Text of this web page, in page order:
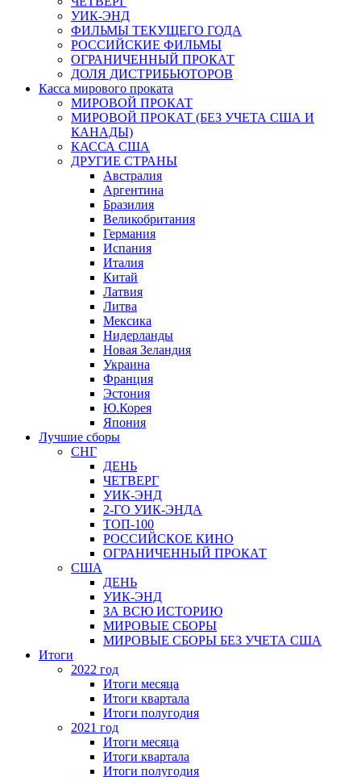
УИК-ЭНД
ФИЛЬМЫ ТЕКУЩЕГО ГОДА
РОССИЙСКИЕ ФИЛЬМЫ
ОГРАНИЧЕННЫЙ ПРОКАТ
ДОЛЯ ДИСТРИБЬЮТОРОВ
Касса мирового проката
МИРОВОЙ ПРОКАТ
МИРОВОЙ ПРОКАТ (БЕЗ УЧЕТА США И
КАНАДЫ)
КАССА США
ДРУГИЕ СТРАНЫ
Австралия
Аргентина
Бразилия
Великобритания
Германия
Испания
Италия
Китай
Латвия
Литва
Мексика
Нидерланды
Новая Зеландия
Украина
Франция
Эстония
Ю.Корея
Япония
Лучшие сборы
СНГ
ДЕНЬ
ЧЕТВЕРГ
УИК-ЭНД
2-ГО УИК-ЭНДА
ТОП-100
РОССИЙСКОЕ КИНО
ОГРАНИЧЕННЫЙ ПРОКАТ
США
ДЕНЬ
УИК-ЭНД
ЗА ВСЮ ИСТОРИЮ
МИРОВЫЕ СБОРЫ
МИРОВЫЕ СБОРЫ БЕЗ УЧЕТА США
Итоги
2022 год
Итоги месяца
Итоги квартала
Итоги полугодия
2021 год
Итоги месяца
Итоги квартала
Итоги полугодия